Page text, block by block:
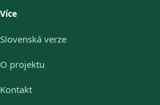
Více
Slovenská verze
O projektu
Kontakt